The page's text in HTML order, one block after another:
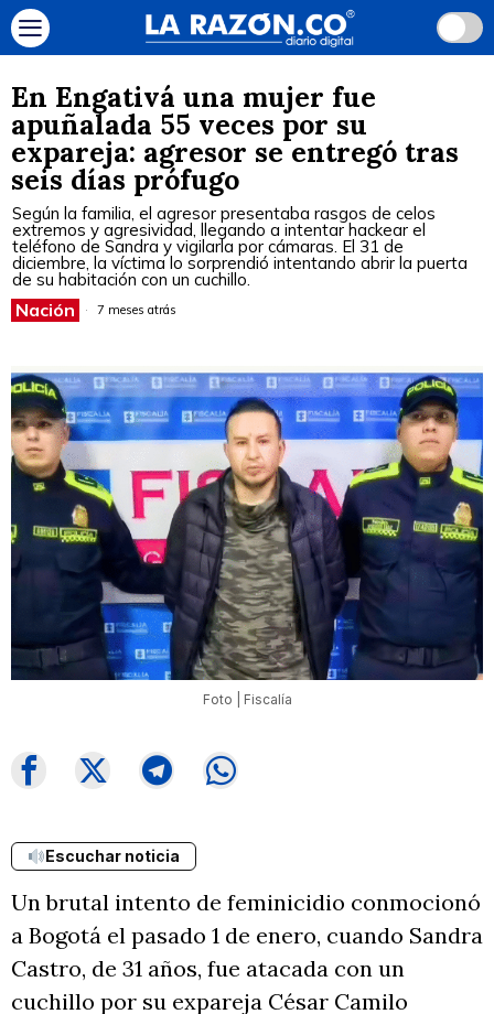
En Engativá una mujer fue
apuñalada 55 veces por su
expareja: agresor se entregó tras
seis días prófugo
Según la familia, el agresor presentaba rasgos de celos
extremos y agresividad, llegando a intentar hackear el
teléfono de Sandra y vigilarla por cámaras. El 31 de
diciembre, la víctima lo sorprendió intentando abrir la puerta
de su habitación con un cuchillo.
Nación 7 meses atrás
Foto | Fiscalía
Escuchar noticia
Un brutal intento de feminicidio conmocionó
a Bogotá el pasado 1 de enero, cuando Sandra
Castro, de 31 años, fue atacada con un
cuchillo por su expareja César Camilo